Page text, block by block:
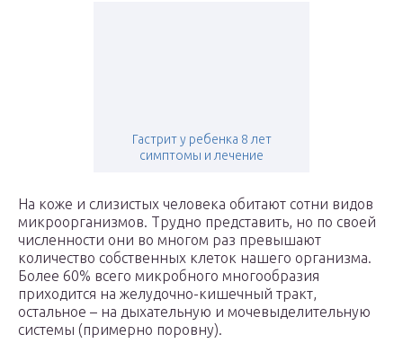
Гастрит у ребенка 8 лет
симптомы и лечение
На коже и слизистых человека обитают сотни видов
микроорганизмов. Трудно представить, но по своей
численности они во многом раз превышают
количество собственных клеток нашего организма.
Более 60% всего микробного многообразия
приходится на желудочно-кишечный тракт,
остальное – на дыхательную и мочевыделительную
системы (примерно поровну).